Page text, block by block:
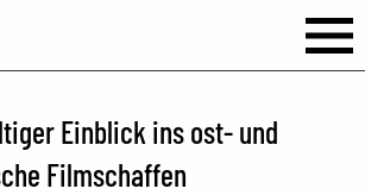
Einblick ins ost- und
Filmschaffen